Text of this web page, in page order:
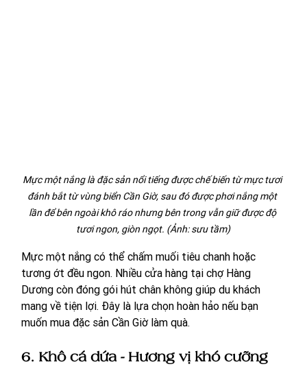
Mực một nắng là đặc sản nổi tiếng được chế biến từ mực tươi
đánh bắt từ vùng biển Cần Giờ, sau đó được phơi nắng một
lần để bên ngoài khô ráo nhưng bên trong vẫn giữ được độ
tươi ngon, giòn ngọt. (Ảnh: sưu tầm)
Mực một nắng có thể chấm muối tiêu chanh hoặc
tương ớt đều ngon. Nhiều cửa hàng tại chợ Hàng
Dương còn đóng gói hút chân không giúp du khách
mang về tiện lợi. Đây là lựa chọn hoàn hảo nếu bạn
muốn mua đặc sản Cần Giờ làm quà.
6. Khô cá dứa - Hương vị khó cưỡng